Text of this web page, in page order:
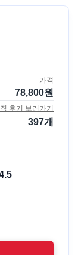
가격
78,800원
후기 보러가기
397개